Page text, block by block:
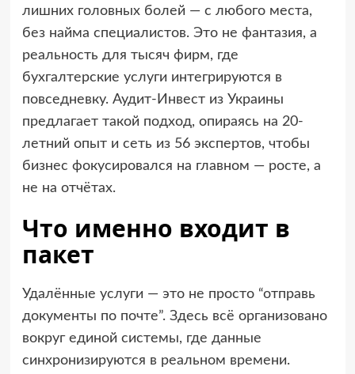
лишних головных болей — с любого места,
без найма специалистов. Это не фантазия, а
реальность для тысяч фирм, где
бухгалтерские услуги интегрируются в
повседневку. Аудит-Инвест из Украины
предлагает такой подход, опираясь на 20-
летний опыт и сеть из 56 экспертов, чтобы
бизнес фокусировался на главном — росте, а
не на отчётах.
Что именно входит в
пакет
Удалённые услуги — это не просто “отправь
документы по почте”. Здесь всё организовано
вокруг единой системы, где данные
синхронизируются в реальном времени.